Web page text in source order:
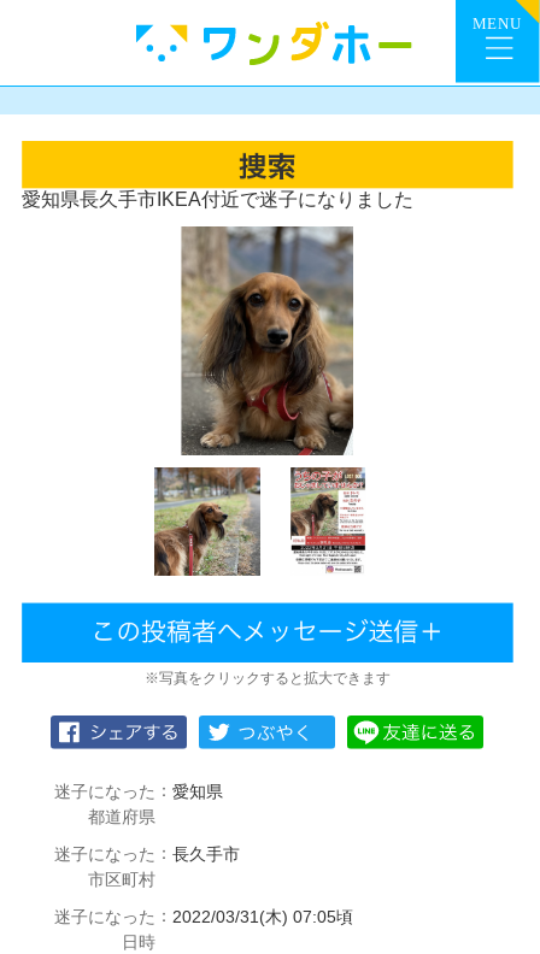
愛知県長久手市IKEA付近で迷子になりました
※写真をクリックすると拡大できます
迷子になった
都道府県
：愛知県
迷子になった
市区町村
：長久手市
迷子になった
日時
： 2022/03/31(木) 07:05頃